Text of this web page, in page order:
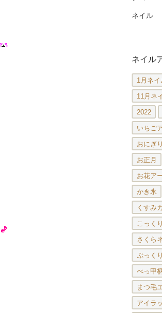
ネイル
ネイル
1月ネイ
11月ネ
2022
いちご
おにぎり
お正月
お花ア
かき氷
くすみ
こっく
さくら
ぷっく
べっ甲
まつ毛
アイラ